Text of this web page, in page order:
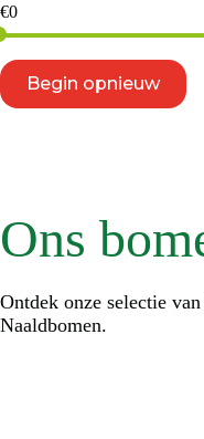
Ons
Ontdek onze selectie
Naaldbomen.
€0
Begin opnieuw